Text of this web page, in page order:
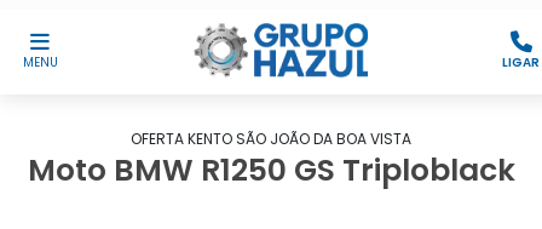
MENU LIGAR
OFERTA KENTO SÃO JOÃO DA BOA VISTA
Moto BMW R1250 GS Triploblack